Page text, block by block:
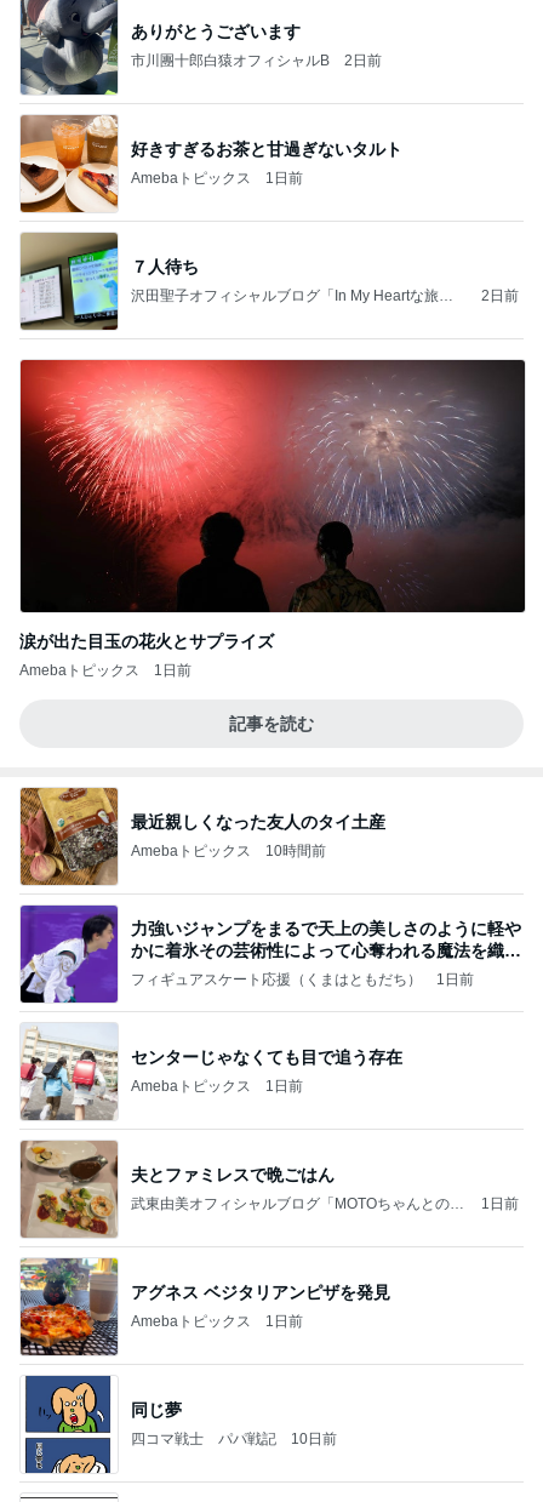
ありがとうございます
市川團十郎白猿オフィシャルB 2日前
好きすぎるお茶と甘過ぎないタルト
Amebaトピックス 1日前
７人待ち
沢田聖子オフィシャルブログ「In My Heartな旅日
2日前
涙が出た目玉の花火とサプライズ
Amebaトピックス 1日前
記事を読む
最近親しくなった友人のタイ土産
Amebaトピックス 10時間前
力強いジャンプをまるで天上の美しさのように軽や
かに着氷その芸術性によって心奪われる魔法を織り
なす
フィギュアスケート応援（くまはともだち） 1日前
センターじゃなくても目で追う存在
Amebaトピックス 1日前
夫とファミレスで晩ごはん
武東由美オフィシャルブログ「MOTOちゃんとのは
1日前
アグネス ベジタリアンピザを発見
Amebaトピックス 1日前
同じ夢
四コマ戦士 パパ戦記 10日前